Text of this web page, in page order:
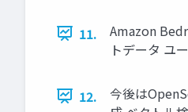
11.
Amazon
トデータ ユ
12.
今後は